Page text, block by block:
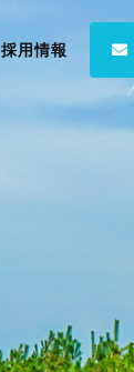
採用情報